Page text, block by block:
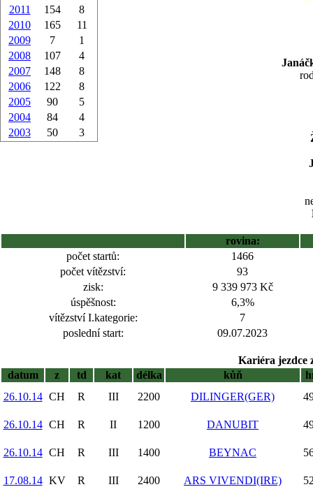
2011
154
8
2010
165
11
2009
7
1
2008
107
4
2007
148
8
2006
122
8
2005
90
5
2004
84
4
2003
50 3
rovina:
počet startů:
1466
počet vítězství:
93
zisk:
9 339 973 Kč
úspěšnost:
6,3%
vítězství I.kategorie:
7
poslední start:
09.07.2023
Kariéra jezdce
datum
z td kat délka kůň
26.10.14 CH R III 2200 DILINGER(GER)
26.10.14 CH R II 1200 DANUBIT
26.10.14 CH R III 1400 BEYNAC
17.08.14 KV R III 2400 ARS VIVENDI(IRE)